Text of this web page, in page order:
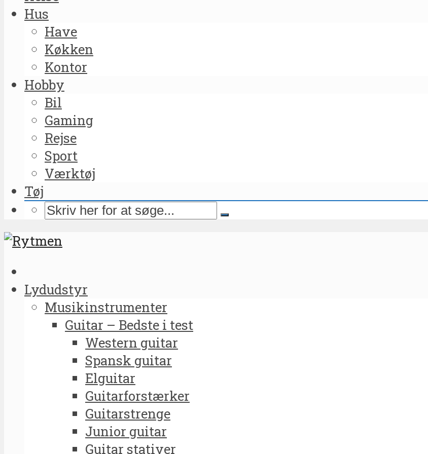
Hus
Have
Køkken
Kontor
Hobby
Bil
Gaming
Rejse
Sport
Værktøj
Tøj
Lydudstyr
Musikinstrumenter
Guitar – Bedste i test
Western guitar
Spansk guitar
Elguitar
Guitarforstærker
Guitarstrenge
Junior guitar
Guitar stativer